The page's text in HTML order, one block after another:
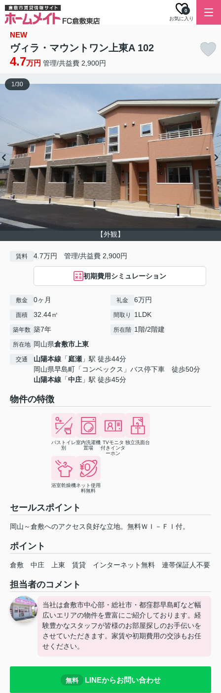
お気に入り
0
NEW
ヴィラ・マウントワン上東A 102
4.7万円 管理/共益費 2,900円
【外観】
1/30
賃料 4.7万円 管理/共益費 2,900円
初期費用シミュレーション
敷金 0ヶ月 礼金 6万円
面積 32.44㎡ 間取り 1LDK
築年数 築7年 所在階 1階/2階建
所在地 岡山県倉敷市上東
交通 山陽本線 「庭瀬 」駅 徒歩44分
岡山県早島町「コンベックス」バス停下車 徒歩50分
山陽本線 「中庄 」駅 徒歩45分
物件の特徴
バストイレ
別
室内洗濯機
置場
TVモニタ
付きインタ
ーホン
独立洗面台
浴室乾燥機ネット使用
料無料
セールスポイント
岡山～倉敷へのアクセス良好な立地。無料ＷＩ－ＦＩ付。
ポイント
倉敷 中庄 上東 賃貸 インターネット無料 連帯保証人不要
担当者のコメント
当社は倉敷市中心部・総社市・都窪郡早島町など幅
広いエリアの物件を豊富にご紹介しております。経
験豊かなスタッフが皆様のお部屋探しのお手伝いを
させていただきます。家賃や初期費用の交渉もお任
せください。
無料 LINEからお問い合わせ